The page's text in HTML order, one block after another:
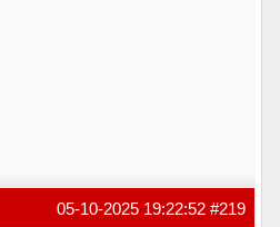
#219
05-10-2025 19:22:52